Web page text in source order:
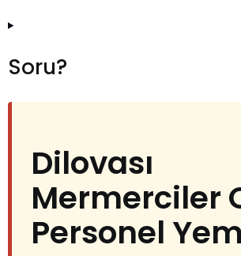
Soru?
Dilovası
Mermerciler
Personel